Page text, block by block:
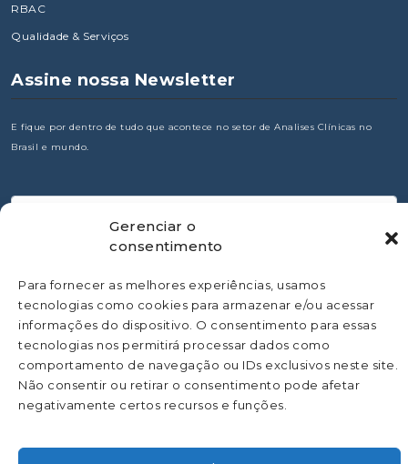
Gerenciar o
consentimento
Para fornecer as melhores experiências, usamos
tecnologias como cookies para armazenar e/ou acessar
informações do dispositivo. O consentimento para essas
tecnologias nos permitirá processar dados como
comportamento de navegação ou IDs exclusivos neste site.
Não consentir ou retirar o consentimento pode afetar
negativamente certos recursos e funções.
RBAC
Qualidade & Serviços
Assine nossa Newsletter
E fique por dentro de tudo que acontece no setor de Analises Clínicas no
Brasil e mundo.
©Todos os direitos Reservado a SBAC - Sociedade Brasileira de